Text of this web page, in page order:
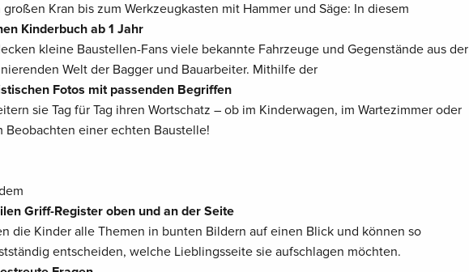
großen Kran bis zum Werkzeugkasten mit Hammer und Säge: In diesem
Kinderbuch ab 1 Jahr
kleine Baustellen-Fans viele bekannte Fahrzeuge und Gegenstände aus der
Welt der Bagger und Bauarbeiter. Mithilfe der
Fotos mit passenden Begriffen
sie Tag für Tag ihren Wortschatz – ob im Kinderwagen, im Wartezimmer oder
Beobachten einer echten Baustelle!
Griff-Register oben und an der Seite
die Kinder alle Themen in bunten Bildern auf einen Blick und können so
entscheiden, welche Lieblingsseite sie aufschlagen möchten.